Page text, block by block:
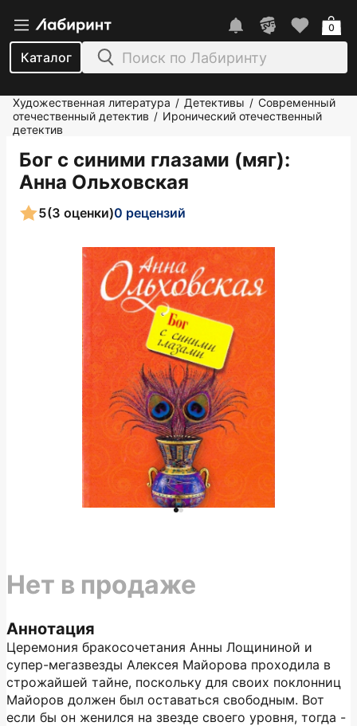
Каталог
0
Художественная литература / Детективы / Современный
отечественный детектив / Иронический отечественный
детектив
Бог с синими глазами (мяг):
Анна Ольховская
5(3 оценки)0 рецензий
Аннотация
Церемония бракосочетания Анны Лощининой и
супер-мегазвезды Алексея Майорова проходила в
строжайшей тайне, поскольку для своих поклонниц
Майоров должен был оставаться свободным. Вот
если бы он женился на звезде своего уровня, тогда -
Нет в продаже